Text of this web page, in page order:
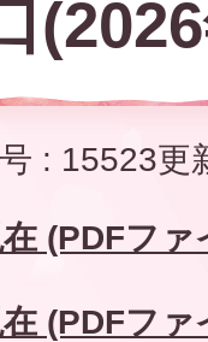
: 15523更
(PDFフ
(PDFフ